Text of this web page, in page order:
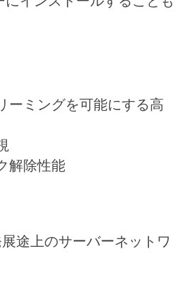
ーミングを可能にする高
解除性能
途上のサーバーネットワ